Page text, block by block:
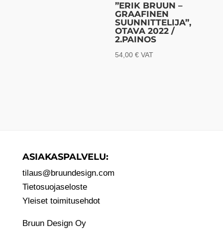
”ERIK BRUUN –
GRAAFINEN
SUUNNITTELIJA”,
OTAVA 2022 /
2.PAINOS
54,00€ VAT
ASIAKASPALVELU:
tilaus@bruundesign.com
Tietosuojaseloste
Yleiset toimitusehdot
Bruun Design Oy